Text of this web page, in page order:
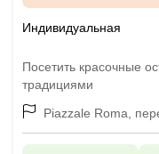
Индивидуальная
Посетить красочные
традициями
Piazzale Roma,